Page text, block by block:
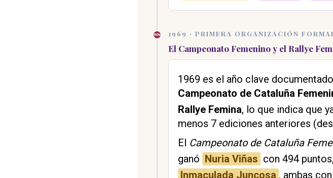
60s 1969 · PRIMERA ORGANIZACIÓN
El Campeonato Femenino y el Rallye
1969 es el año clave
Campeonato de Cataluña
Rallye Femina, lo que indica que
menos 7 ediciones anteriores
El Campeonato de Cataluña
ganó Nuria Viñas con 494
Inmaculada Juncosa , ambas